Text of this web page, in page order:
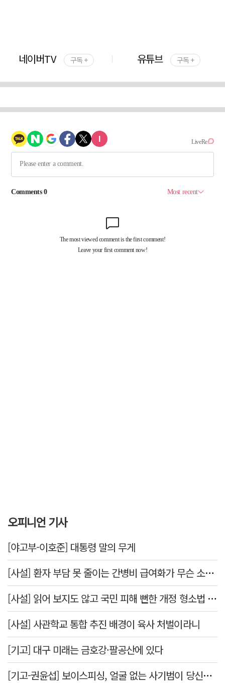
네이버TV 구독 + 유튜브 구독 +
오피니언 기사
[야고부-이호준] 대통령 말의 무게
[사설] 환자 부담 못 줄이는 간병비 급여화가 무슨 소용인가
[사설] 읽어 보지도 않고 국민 피해 뻔한 개정 형소법 공포한 대통령
[사설] 사관학교 통합 추진 배경이 육사 처벌이라니
[기고] 대구 미래는 금호강·팔공산에 있다
[기고-권윤섭] 보이스피싱, 얼굴 없는 사기범이 당신을 노린다